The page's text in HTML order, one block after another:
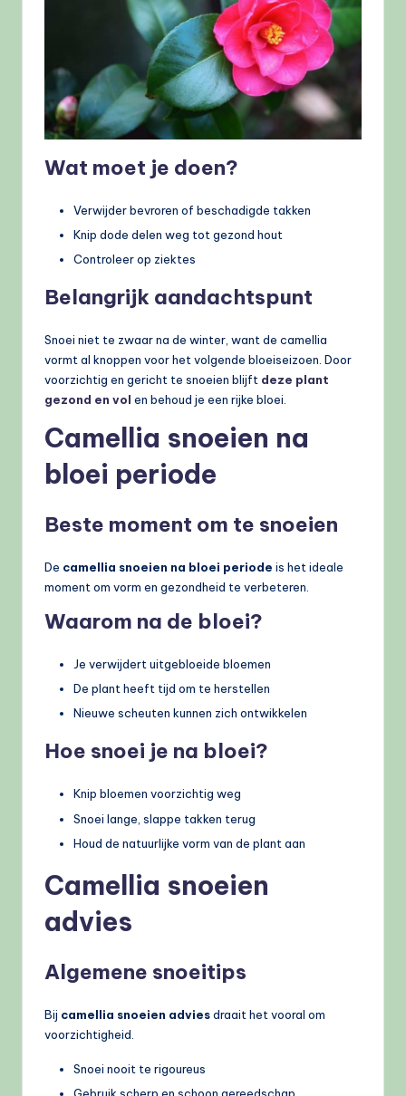
Wat moet je doen?
Verwijder bevroren of beschadigde takken
Knip dode delen weg tot gezond hout
Controleer op ziektes
Belangrijk aandachtspunt
Snoei niet te zwaar na de winter, want de camellia
vormt al knoppen voor het volgende bloeiseizoen. Door
voorzichtig en gericht te snoeien blijft deze plant
gezond en vol en behoud je een rijke bloei.
Camellia snoeien na
bloei periode
Beste moment om te snoeien
De camellia snoeien na bloei periode is het ideale
moment om vorm en gezondheid te verbeteren.
Waarom na de bloei?
Je verwijdert uitgebloeide bloemen
De plant heeft tijd om te herstellen
Nieuwe scheuten kunnen zich ontwikkelen
Hoe snoei je na bloei?
Knip bloemen voorzichtig weg
Snoei lange, slappe takken terug
Houd de natuurlijke vorm van de plant aan
Camellia snoeien
advies
Algemene snoeitips
Bij camellia snoeien adviesdraait het vooral om
voorzichtigheid.
Snoei nooit te rigoureus
Gebruik scherp en schoon gereedschap